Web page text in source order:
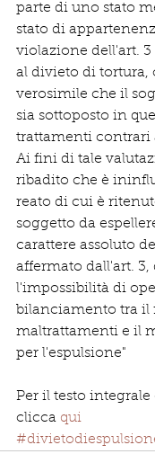
parte di uno stato
stato di
violazione dell'art. 3
al divieto di tortura,
verosimile che il
sia sottoposto in
trattamenti contrari
Ai fini di tale
ribadito che è
reato di cui è
soggetto da
carattere assoluto
affermato dall'art. 3,
l'impossibilità di
bilanciamento tra il
maltrattamenti e il
per l'espulsione"
Per il testo
clicca qui